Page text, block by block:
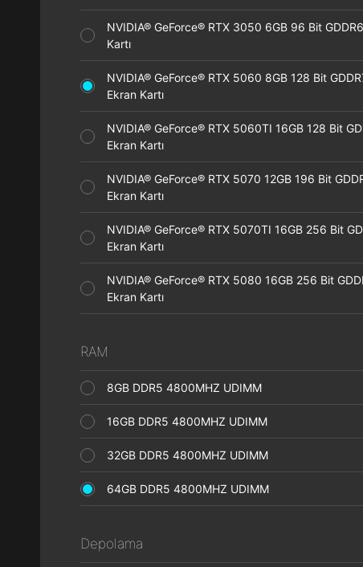
NVIDIA® GeForce® RTX 3050 6GB 96 Bit
Kartı
NVIDIA® GeForce® RTX 5060 8GB 128 Bit
Ekran Kartı
NVIDIA® GeForce® RTX 5060TI 16GB 128 Bit
Ekran Kartı
NVIDIA® GeForce® RTX 5070 12GB 196 Bit
Ekran Kartı
NVIDIA® GeForce® RTX 5070TI 16GB 256 Bit
Ekran Kartı
NVIDIA® GeForce® RTX 5080 16GB 256 Bit
Ekran Kartı
RAM
8GB DDR5 4800MHZ UDIMM
16GB DDR5 4800MHZ UDIMM
32GB DDR5 4800MHZ UDIMM
64GB DDR5 4800MHZ UDIMM
Depolama